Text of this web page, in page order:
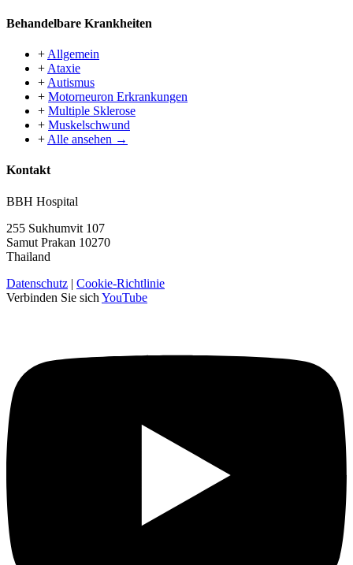
Behandelbare Krankheiten
+ Allgemein
+ Ataxie
+ Autismus
+ Motorneuron Erkrankungen
+ Multiple Sklerose
+ Muskelschwund
+ Alle ansehen →
Kontakt
BBH Hospital
255 Sukhumvit 107
Samut Prakan 10270
Thailand
Datenschutz | Cookie-Richtlinie
Verbinden Sie sich YouTube